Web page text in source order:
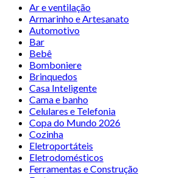
Ar e ventilação
Armarinho e Artesanato
Automotivo
Bar
Bebê
Bomboniere
Brinquedos
Casa Inteligente
Cama e banho
Celulares e Telefonia
Copa do Mundo 2026
Cozinha
Eletroportáteis
Eletrodomésticos
Ferramentas e Construção